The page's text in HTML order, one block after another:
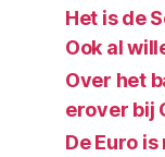
Het is de
Ook al
Over het
erover bij
De Euro